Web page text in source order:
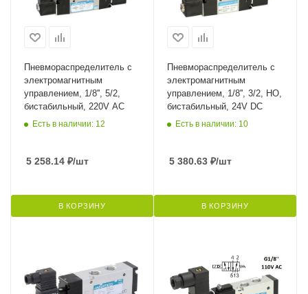
Пневмораспределитель с
электромагнитным
управлением, 1/8'', 5/2,
бистабильный, 220V AC
Есть в наличии: 12
5 258.14 ₽/шт
В КОРЗИНУ
Пневмораспределитель с
электромагнитным
управлением, 1/8'', 3/2, НО,
бистабильный, 24V DC
Есть в наличии: 10
5 380.63 ₽/шт
В КОРЗИНУ